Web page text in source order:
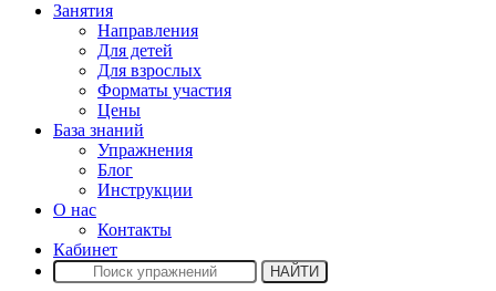
Занятия
Направления
Для детей
Для взрослых
Форматы участия
Цены
База знаний
Упражнения
Блог
Инструкции
О нас
Контакты
Кабинет